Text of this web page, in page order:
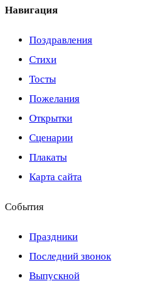
Навигация
Поздравления
Стихи
Тосты
Пожелания
Открытки
Сценарии
Плакаты
Карта сайта
События
Праздники
Последний звонок
Выпускной